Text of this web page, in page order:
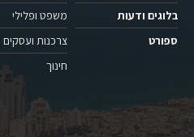
בלוגים ודעות
ספורט
משפט ופלילי
צרכנות ועסקים
חינוך